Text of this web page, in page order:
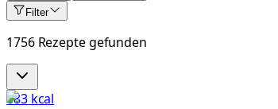
Filter
1756 Rezepte gefunden
683kcal